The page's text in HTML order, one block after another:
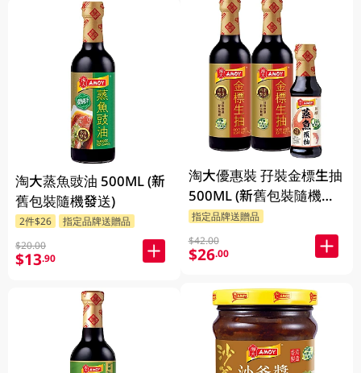
淘大蒸魚豉油 500ML (新
舊包裝隨機發送)
2件$26
指定品牌送贈品
$20.00
$13.90
淘大優惠裝 孖裝金標生抽
500ML (新舊包裝隨機發
送)
指定品牌送贈品
$42.00
$26.00